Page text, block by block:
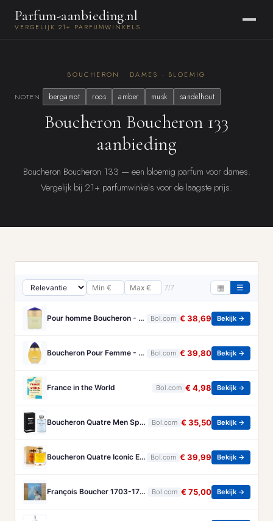
Parfum-aanbieding.nl
VERGELIJK 21+ PARFUMWINKELS
BOUCHERON · DAMES · BLOEMIG
NOTEN bergamot roos amber musk sandelhout
Boucheron Boucheron 133
aanbieding
Boucheron Boucheron 133 — een bloemig parfum voor dames.
Vergelijk bij 21+ parfumwinkels voor de laagste prijs.
7/7 ▦ ☰
Pour homme Boucheron - 100 ml - Eau de parfum Bol.com € 38,69 Bekijk →
Boucheron Pour Femme - 100ml - Eau de toilette Bol.com € 39,80 Bekijk →
France in the World Bol.com € 4,98 Bekijk →
Boucheron Quatre Men Spray - 100 ml - Eau De Toilette Bol.com € 35,50 Bekijk →
Boucheron Quatre Iconic Eau de Parfum - 100ml Bol.com € 39,99 Bekijk →
François Boucher 1703-1770 - Brandt, Christa Bol.com € 75,00 Bekijk →